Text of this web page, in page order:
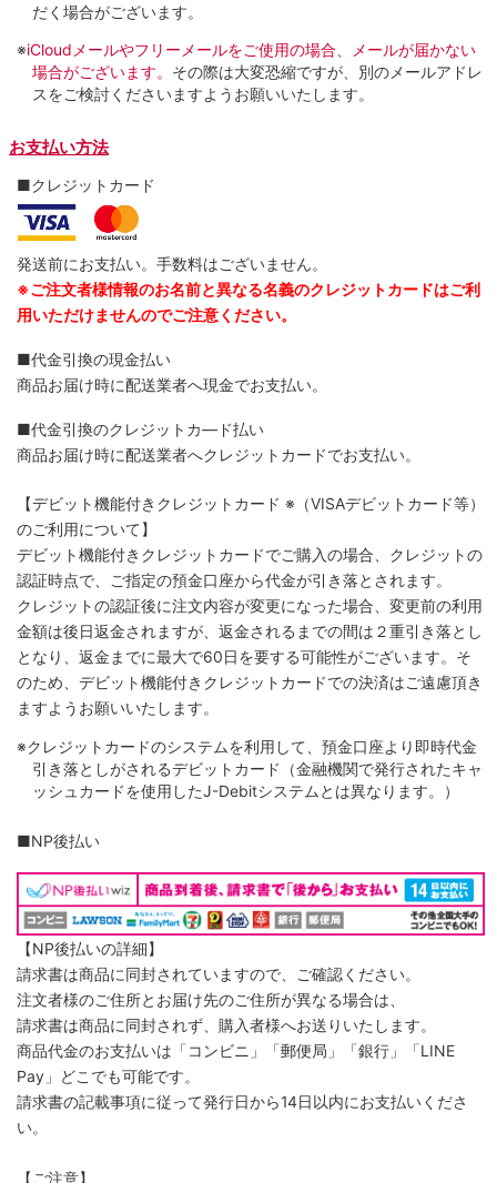
だく場合がございます。
※iCloudメールやフリーメールをご使用の場合、メールが届かない
場合がございます。 その際は大変恐縮ですが、別のメールアドレ
スをご検討くださいますようお願いいたします。
お支払い方法
■クレジットカード
発送前にお支払い。手数料はございません。
※ご注文者様情報のお名前と異なる名義のクレジットカードはご利
用いただけませんのでご注意ください。
■代金引換の現金払い
商品お届け時に配送業者へ現金でお支払い。
■代金引換のクレジットカ―ド払い
商品お届け時に配送業者へクレジットカードでお支払い。
【デビット機能付きクレジットカード ※（VISAデビットカード等）
のご利用について】
デビット機能付きクレジットカードでご購入の場合、クレジットの
認証時点で、ご指定の預金口座から代金が引き落とされます。
クレジットの認証後に注文内容が変更になった場合、変更前の利用
金額は後日返金されますが、返金されるまでの間は２重引き落とし
となり、返金までに最大で60日を要する可能性がございます。そ
のため、デビット機能付きクレジットカードでの決済はご遠慮頂き
ますようお願いいたします。
※クレジットカードのシステムを利用して、預金口座より即時代金
引き落としがされるデビットカード（金融機関で発行されたキャ
ッシュカードを使用したJ-Debitシステムとは異なります。）
■NP後払い
【NP後払いの詳細】
請求書は商品に同封されていますので、ご確認ください。
注文者様のご住所とお届け先のご住所が異なる場合は、
請求書は商品に同封されず、購入者様へお送りいたします。
商品代金のお支払いは「コンビニ」「郵便局」「銀行」「LINE
Pay」どこでも可能です。
請求書の記載事項に従って発行日から14日以内にお支払いくださ
い。
【ご注意】